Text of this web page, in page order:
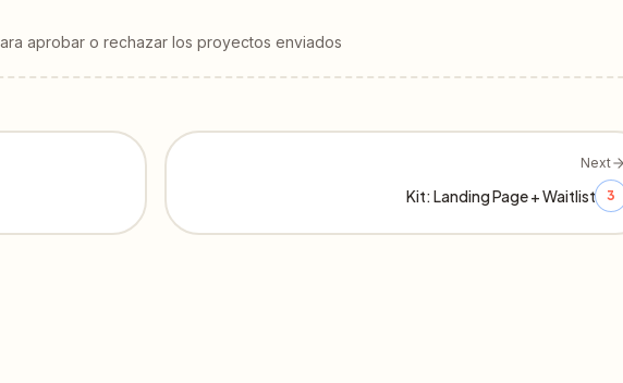
aprobar o rechazar los proyectos enviados
Next
Kit: Landing Page + Waitlist 3